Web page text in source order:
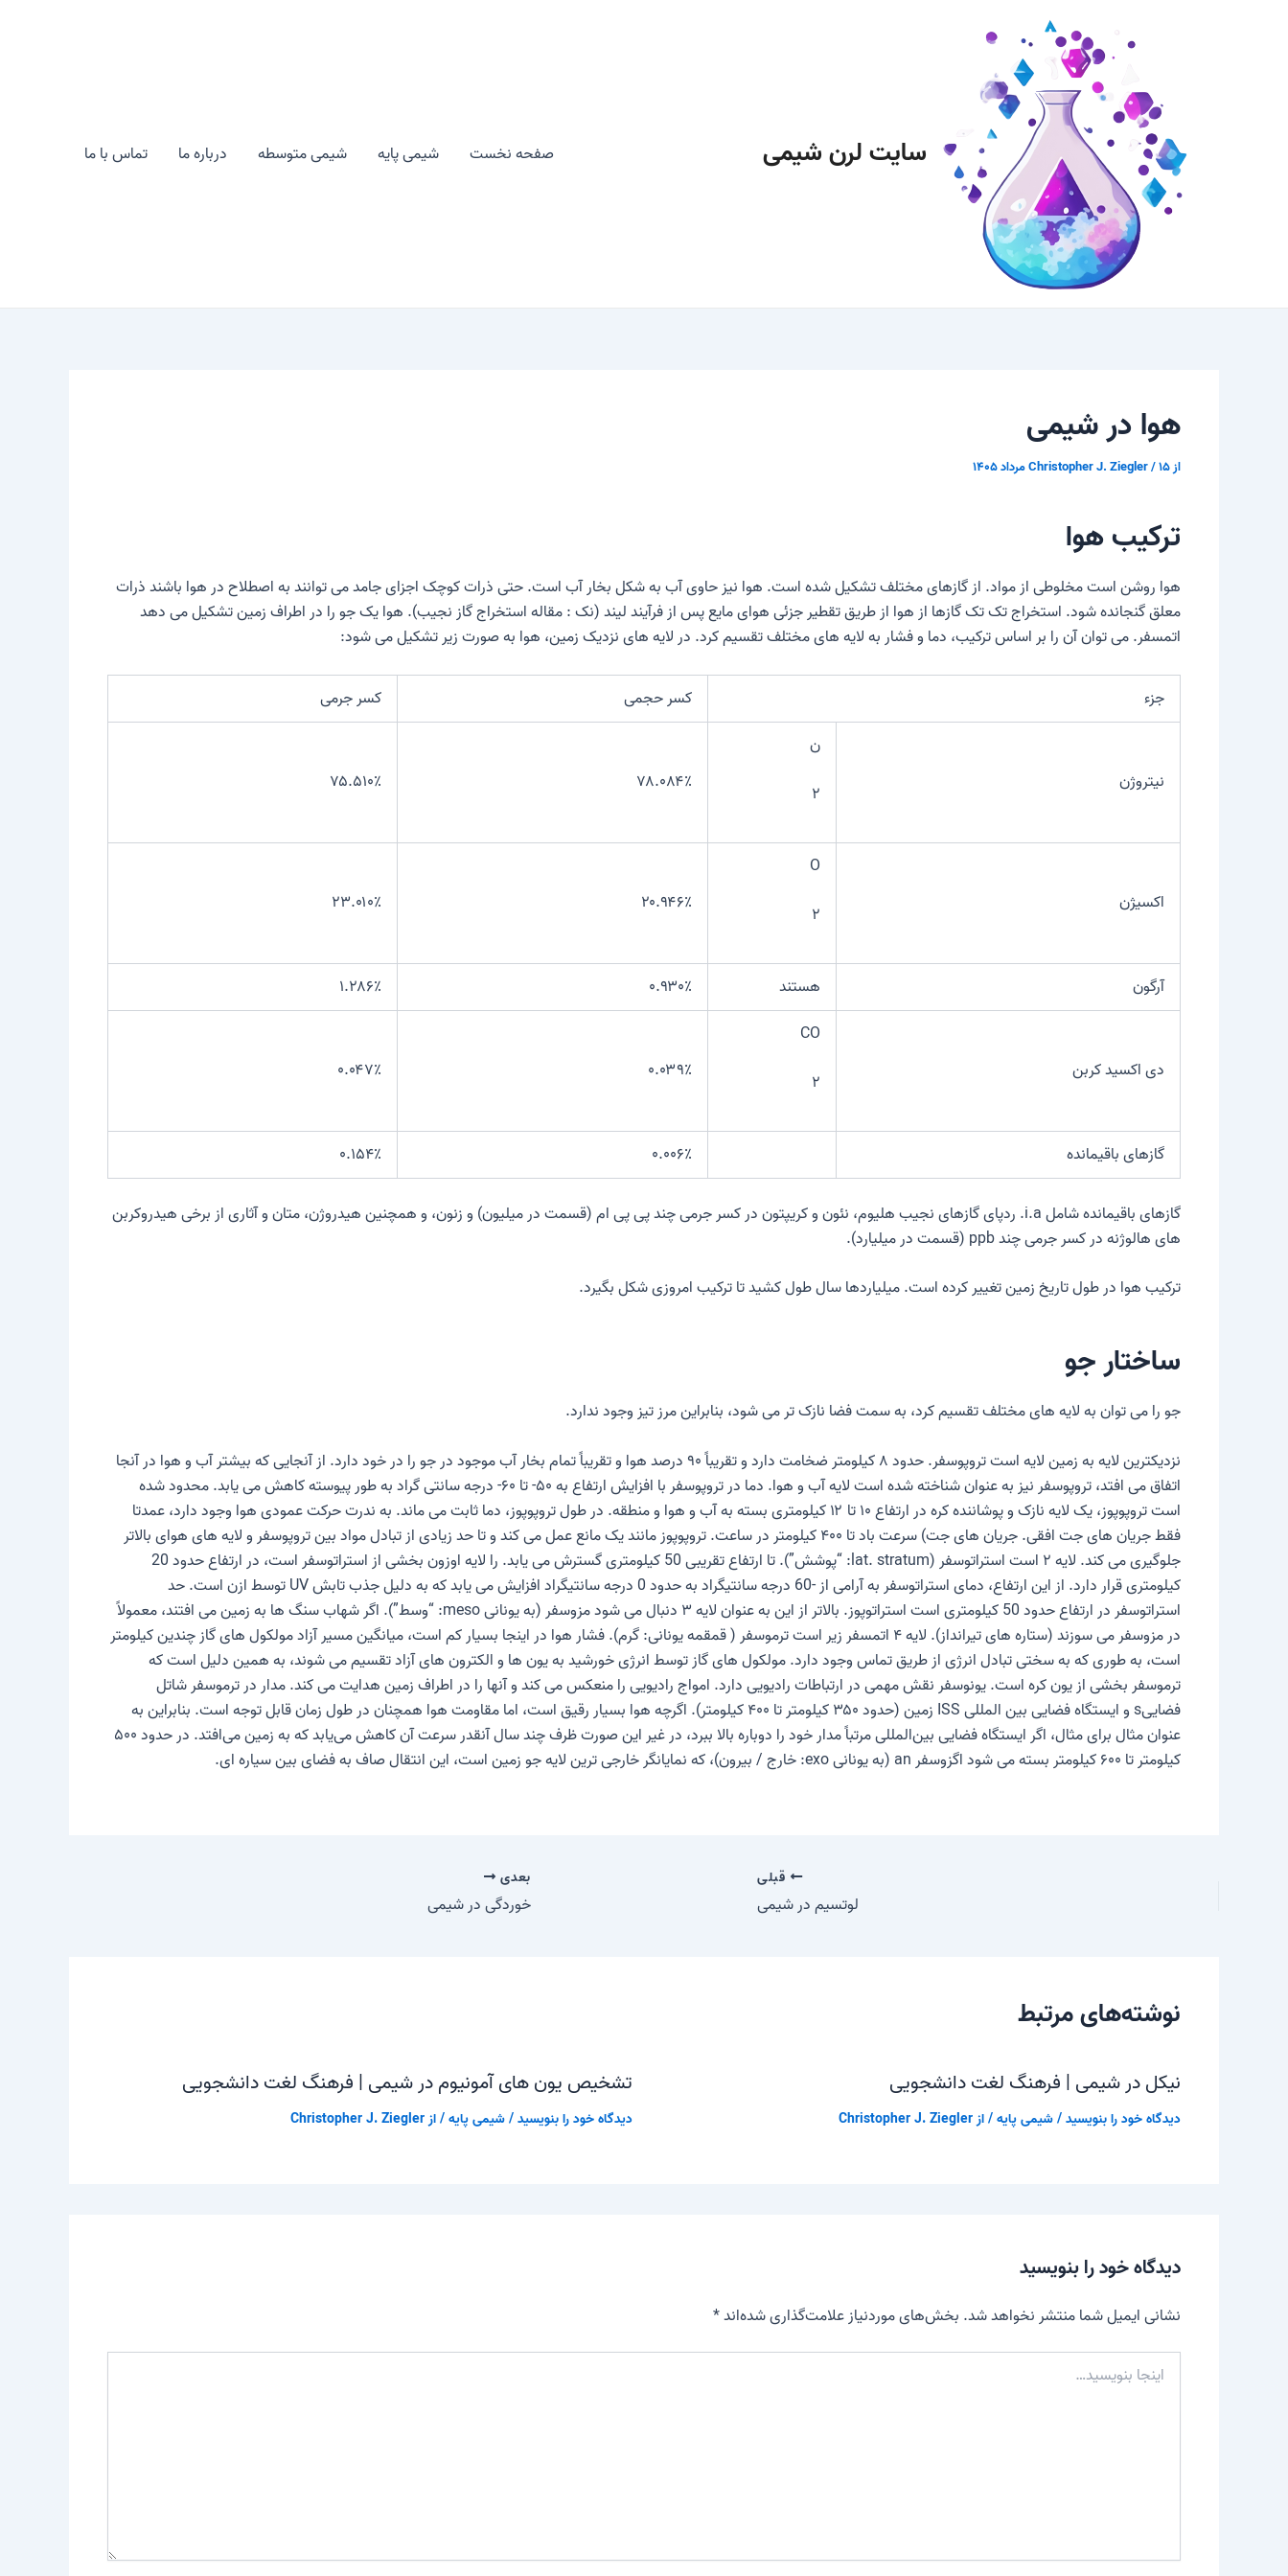
سایت لرن شیمی صفحه نخست شیمی پایه شیمی متوسطه درباره ما تماس با ما
هوا در شیمی
از Christopher J. Ziegler/۱۵ مرداد ۱۴۰۵
ترکیب هوا
هوا روشن استمخلوطی از مواد. از گازهای مختلف تشکیل شده است. هوا نیز حاوی آب به شکل بخار آب است. حتی ذرات کوچک اجزای جامد می توانند به اصطلاح در هوا باشندذرات
معلقگنجانده شود. استخراج تک تک گازها از هوا از طریق تقطیر جزئی هوای مایع پس ازفرآیند لیند(نک : مقاله استخراج گاز نجیب). هوا یک جو را در اطراف زمین تشکیل می دهد
اتمسفر. می توان آن را بر اساس ترکیب، دما و فشار به لایه های مختلف تقسیم کرد. در لایه های نزدیک زمین، هوا به صورت زیر تشکیل می شود:
جزء کسر حجمی کسر جرمی
نیتروژن
ن
۲
۷۸.۰۸۴٪ ۷۵.۵۱۰٪
اکسیژن
O
۲
۲۰.۹۴۶٪ ۲۳.۰۱۰٪
آرگون هستند ۰.۹۳۰٪ ۱.۲۸۶٪
دی اکسید کربن
CO
۲
۰.۰۳۹٪ ۰.۰۴۷٪
گازهای باقیمانده ۰.۰۰۶٪ ۰.۱۵۴٪
گازهای باقیمانده شامل i.a. ردپای گازهای نجیب هلیوم، نئون و کریپتون در کسر جرمی چند پی پی ام (قسمت در میلیون) و زنون، و همچنین هیدروژن، متان و آثاری از برخی هیدروکربن
های هالوژنه در کسر جرمی چند ppb (قسمت در میلیارد).
ترکیب هوا در طول تاریخ زمین تغییر کرده است. میلیاردها سال طول کشید تا ترکیب امروزی شکل بگیرد.
ساختار جو
جو را می توان به لایه های مختلف تقسیم کرد، به سمت فضا نازک تر می شود، بنابراین مرز تیز وجود ندارد.
نزدیکترین لایه به زمین لایه استتروپوسفر
. حدود ۸ کیلومتر ضخامت دارد و تقریباً ۹۰ درصد هوا و تقریباً تمام بخار آب موجود در جو را در خود دارد. از آنجایی که بیشتر آب و هوا در آنجا
اتفاق می افتد، تروپوسفر نیز به عنوان شناخته شده استلایه آب و هوا
. دما در تروپوسفر با افزایش ارتفاع به ۵۰- تا ۶۰- درجه سانتی گراد به طور پیوسته کاهش می یابد. محدود شده
استتروپوپوز
، یک لایه نازک و پوشاننده کره در ارتفاع ۱۰ تا ۱۲ کیلومتری بسته به آب و هوا و منطقه. در طول تروپوپوز، دما ثابت می ماند. به ندرت حرکت عمودی هوا وجود دارد، عمدتا
فقط جریان های جت افقی.جریان های جت
) سرعت باد تا ۴۰۰ کیلومتر در ساعت. تروپوپوز مانند یک مانع عمل می کند و تا حد زیادی از تبادل مواد بین تروپوسفر و لایه های هوای بالاتر
جلوگیری می کند. لایه ۲ است
استراتوسفر (lat. stratum: “پوشش”). تا ارتفاع تقریبی 50 کیلومتری گسترش می یابد. را لایه اوزون
بخشی از استراتوسفر است، در ارتفاع حدود 20
کیلومتری قرار دارد. از این ارتفاع، دمای استراتوسفر به آرامی از -60 درجه سانتیگراد به حدود 0 درجه سانتیگراد افزایش می یابد که به دلیل جذب تابش UV توسط ازن است. حد
استراتوسفر در ارتفاع حدود 50 کیلومتری است
استراتوپوز. بالاتر از این به عنوان لایه ۳ دنبال می شود مزوسفر (به یونانی meso: “وسط”). اگر شهاب سنگ ها به زمین می افتند، معمولاً
در مزوسفر می سوزند (ستاره های تیرانداز). لایه ۴ اتمسفر زیر است ترموسفر ( قمقمه یونانی: گرم). فشار هوا در اینجا بسیار کم است، میانگین مسیر آزاد مولکول های گاز چندین کیلومتر
است، به طوری که به سختی تبادل انرژی از طریق تماس وجود دارد. مولکول های گاز توسط انرژی خورشید به یون ها و الکترون های آزاد تقسیم می شوند، به همین دلیل است که
ترموسفر بخشی ازیون کرهاست. یونوسفر نقش مهمی در ارتباطات رادیویی دارد. امواج رادیویی را منعکس می کند و آنها را در اطراف زمین هدایت می کند. مدار در ترموسفرشاتل
فضاییs و ایستگاه فضایی بین المللی ISS
زمین (حدود ۳۵۰ کیلومتر تا ۴۰۰ کیلومتر). اگرچه هوا بسیار رقیق است، اما مقاومت هوا همچنان در طول زمان قابل توجه است. بنابراین به
عنوان مثال برای مثال، اگر ایستگاه فضایی بین‌المللی مرتباً مدار خود را دوباره بالا ببرد، در غیر این صورت ظرف چند سال آنقدر سرعت آن کاهش می‌یابد که به زمین می‌افتد. در حدود ۵۰۰
کیلومتر تا ۶۰۰ کیلومتر بسته می شود
اگزوسفر فضای بین سیاره ای.
قبلی
لوتسیم در شیمی
بعدی
خوردگی در شیمی
نوشته‌های مرتبط
نیکل در شیمی | فرهنگ لغت دانشجویی
دیدگاه‌ خود را بنویسید/شیمی پایه/ ازChristopher J. Ziegler
تشخیص یون های آمونیوم در شیمی | فرهنگ لغت دانشجویی
دیدگاه‌ خود را بنویسید/شیمی پایه/ ازChristopher J. Ziegler
دیدگاه‌ خود را بنویسید
نشانی ایمیل شما منتشر نخواهد شد. بخش‌های موردنیاز علامت‌گذاری شده‌اند*
اینجا
بنویسید…